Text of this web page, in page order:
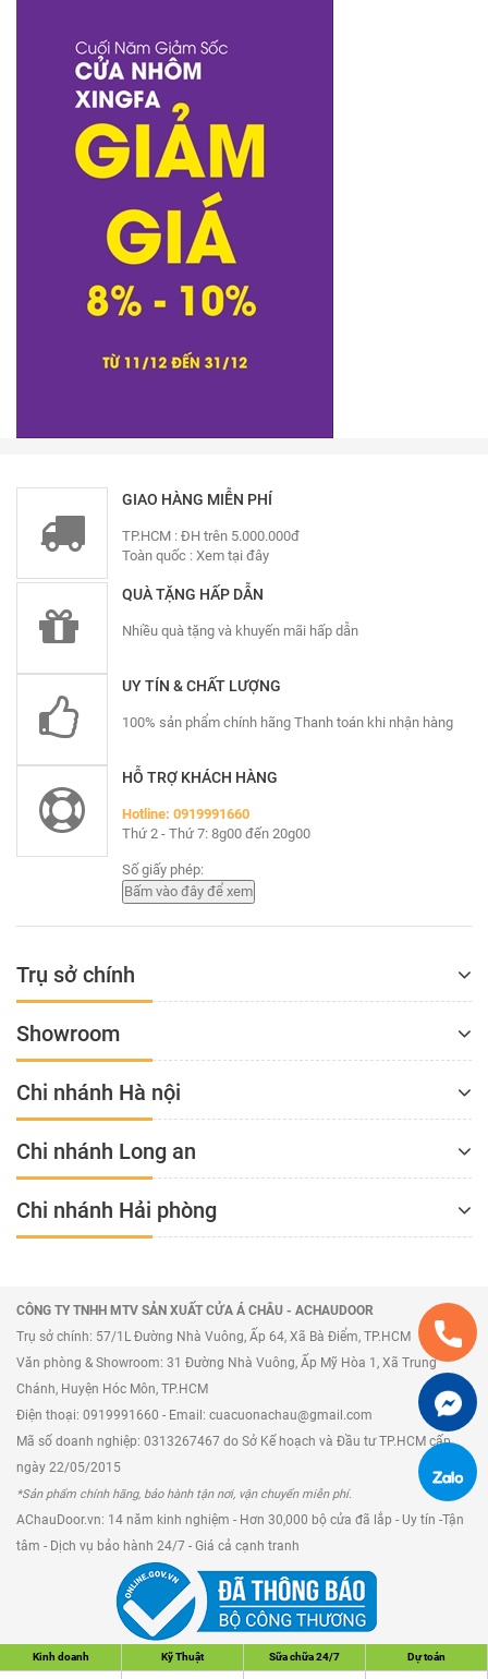
GIAO HÀNG MIỄN PHÍ
TP.HCM : ĐH trên 5.000.000đ
Toàn quốc : Xem tại đây
QUÀ TẶNG HẤP DẪN
Nhiều quà tặng và khuyến mãi hấp dẫn
UY TÍN & CHẤT LƯỢNG
100% sản phẩm chính hãng Thanh toán khi nhận hàng
HỖ TRỢ KHÁCH HÀNG
Hotline: 0919991660
Thứ 2 - Thứ 7: 8g00 đến 20g00
Số giấy phép:
Trụ sở chính
Showroom
Chi nhánh Hà nội
Chi nhánh Long an
Chi nhánh Hải phòng
CÔNG TY TNHH MTV SẢN XUẤT CỬA Á CHÂU - ACHAUDOOR
Trụ sở chính: 57/1L Đường Nhà Vuông, Ấp 64, Xã Bà Điểm, TP.HCM
Văn phòng & Showroom: 31 Đường Nhà Vuông, Ấp Mỹ Hòa 1, Xã Trung
Chánh, Huyện Hóc Môn, TP.HCM
Điện thoại: 0919991660 - Email: cuacuonachau@gmail.com
Mã số doanh nghiệp: 0313267467 do Sở Kế hoạch và Đầu tư TP.HCM cấp
ngày 22/05/2015
*Sản phẩm chính hãng, bảo hành tận nơi, vận chuyển miễn phí.
AChauDoor.vn: 14 năm kinh nghiệm - Hơn 30,000 bộ cửa đã lắp - Uy tín -Tận
tâm - Dịch vụ bảo hành 24/7 - Giá cả cạnh tranh
Kinh doanh Kỹ Thuật Sữa chữa 24/7 Dự toán